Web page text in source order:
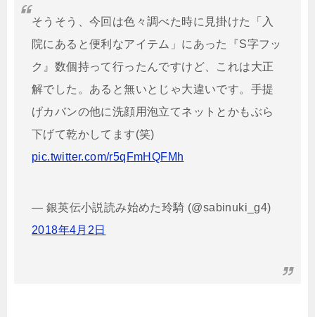
そうそう、今回は色々調べた時に見掛けた「入
院にあると便利なアイテム」にあった『S字フッ
ク』数個持って行ったんですけど、これは大正
解でした。あると無いとじゃ大違いです。手提
げカバンの他に洗顔用泡立てネットとかもぶら
下げて乾かしてます(笑)
pic.twitter.com/r5qFmHQFMh
— 銀英伝小説読み始めた玲騎 (@sabinuki_g4)
2018年4月2日